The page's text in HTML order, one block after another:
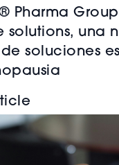
Pharma
solutions, una
soluciones